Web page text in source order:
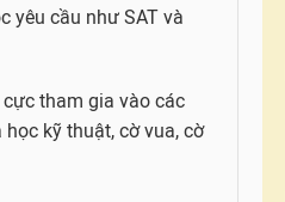
yêu cầu như SAT và
tham gia vào các
kỹ thuật, cờ vua, cờ